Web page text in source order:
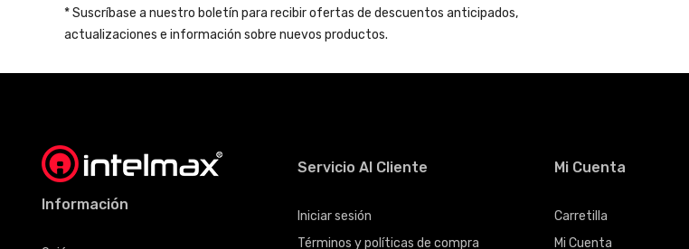
* Suscríbase a nuestro boletín para recibir ofertas de descuentos anticipados,
actualizaciones e información sobre nuevos productos.
Información
Servicio Al Cliente
Iniciar sesión
Términos y políticas de compra
Mi Cuenta
Carretilla
Mi Cuenta